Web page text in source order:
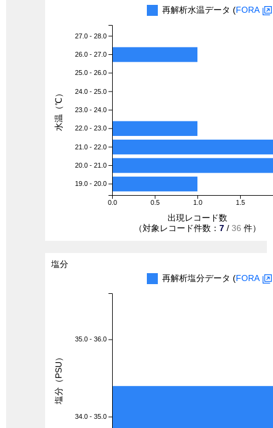
再解析水温データ (FORA
0.0 0.5 1.0 1.5
27.0 - 28.0
26.0 - 27.0
25.0 - 26.0
24.0 - 25.0
23.0 - 24.0
22.0 - 23.0
21.0 - 22.0
20.0 - 21.0
19.0 - 20.0
出現レコード数
（対象レコード件数： 7 / 36 件）
水温（℃）
塩分
再解析塩分データ (FORA
35.0 - 36.0
34.0 - 35.0
塩分（PSU）